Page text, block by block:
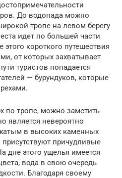
До водопада можно
тропе на левом берегу
идет по большей части
короткого путешествия
от которых захватывает
туристов попадается
— бурундуков, которые
по тропе, можно заметить
является невероятно
в высоких каменных
причудливые
дне этого ущелья имеется
вода в свою очередь
Благодаря своему